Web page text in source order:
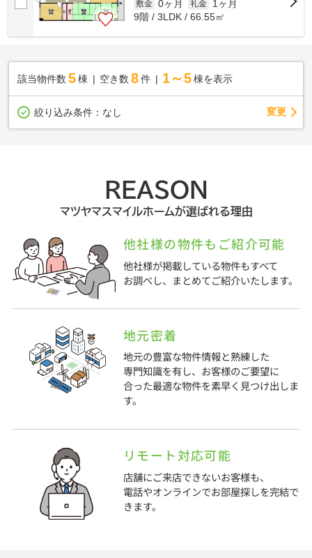
敷金 0ヶ月 礼金
1ヶ月
9階 / 3LDK / 66.55㎡
該当物件数 5棟 空き数 8 件 1～5 棟を表示
絞り込み条件： なし 変更
REASON
マツヤマスマイルホームが選ばれる理由
他社様の物件もご紹介可能
他社様が掲載している物件もすべて
お調べし、まとめてご紹介いたします。
地元密着
地元の豊富な物件情報と熟練した
専門知識を有し、お客様のご要望に
合った最適な物件を素早く見つけ出しま
す。
リモート対応可能
店舗にご来店できないお客様も、
電話やオンラインでお部屋探しを完結で
きます。